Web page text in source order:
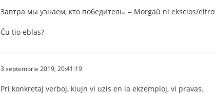
Завтра мы узнаем, кто победитель. = Morgaŭ ni ekscios/
Ĉu tio eblas?
3 septembrie 2019, 20:41:19
Pri konkretaj verboj, kiujn vi uzis en la ekzemploj, vi pravas.